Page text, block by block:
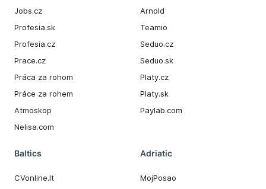
Jobs.cz
Profesia.sk
Profesia.cz
Prace.cz
Práca za rohom
Práce za rohem
Atmoskop
Nelisa.com
Arnold
Teamio
Seduo.cz
Seduo.sk
Platy.cz
Platy.sk
Paylab.com
Baltics
CVonline.lt
Adriatic
MojPosao